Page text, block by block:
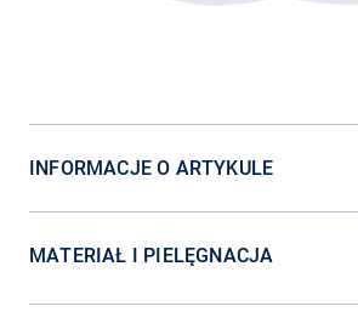
INFORMACJE O ARTYKULE
MATERIAŁ I PIELĘGNACJA